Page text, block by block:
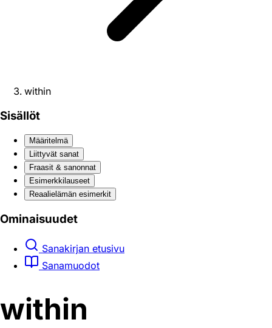
within
Sisällöt
Määritelmä
Liittyvät sanat
Fraasit & sanonnat
Esimerkkilauseet
Reaali­elämän esimerkit
Ominaisuudet
Sanakirjan etusivu
Sanamuodot
within